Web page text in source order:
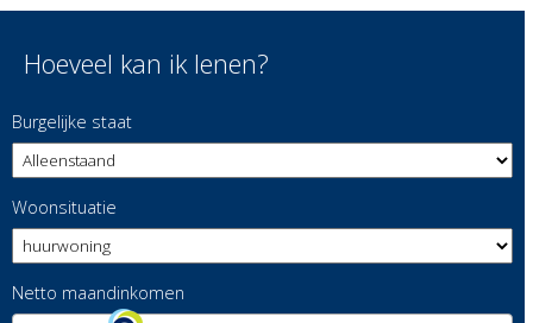
Hoeveel kan ik lenen?
Burgelijke staat
Woonsituatie
Netto maandinkomen